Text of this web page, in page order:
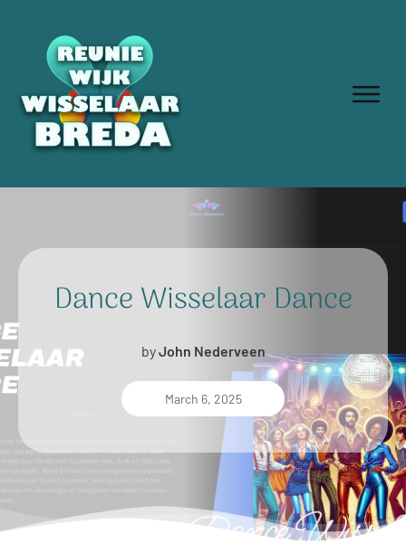
Dance Wisselaar Dance
byJohn Nederveen
March 6, 2025